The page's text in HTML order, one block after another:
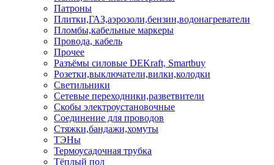
Патроны
Плитки,ГАЗ,аэрозоли,бензин,водонагреватели
Пломбы,кабельные маркеры
Провода, кабель
Прочее
Разъёмы силовые DEKraft, Smartbuy
Розетки,выключатели,вилки,колодки
Светильники
Сетевые переходники,разветвители
Скобы электроустановочные
Соединение для проводов
Стяжки,бандажи,хомуты
ТЭНы
Термоусадочная трубка
Тёплый пол